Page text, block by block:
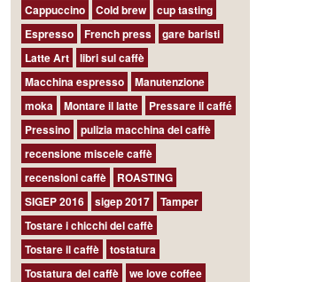
Cappuccino
Cold brew
cup tasting
Espresso
French press
gare baristi
Latte Art
libri sul caffè
Macchina espresso
Manutenzione
moka
Montare il latte
Pressare il caffé
Pressino
pulizia macchina del caffè
recensione miscele caffè
recensioni caffè
ROASTING
SIGEP 2016
sigep 2017
Tamper
Tostare i chicchi del caffè
Tostare il caffè
tostatura
Tostatura del caffè
we love coffee